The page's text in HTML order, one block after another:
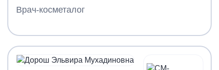
Врач-косметалог